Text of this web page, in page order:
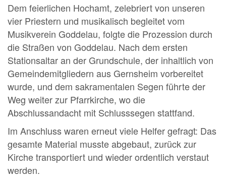
Dem feierlichen Hochamt, zelebriert von unseren
vier Priestern und musikalisch begleitet vom
Musikverein Goddelau, folgte die Prozession durch
die Straßen von Goddelau. Nach dem ersten
Stationsaltar an der Grundschule, der inhaltlich von
Gemeindemitgliedern aus Gernsheim vorbereitet
wurde, und dem sakramentalen Segen führte der
Weg weiter zur Pfarrkirche, wo die
Abschlussandacht mit Schlusssegen stattfand.
Im Anschluss waren erneut viele Helfer gefragt: Das
gesamte Material musste abgebaut, zurück zur
Kirche transportiert und wieder ordentlich verstaut
werden.